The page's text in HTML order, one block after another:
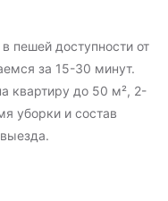
пешей доступности от
за 15-30 минут.
квартиру до 50 м², 2-
уборки и состав